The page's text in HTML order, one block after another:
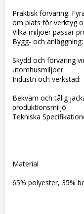
Praktisk förvaring:
om plats för verktyg
Vilka miljöer passar
Bygg- och anläggning:
Skydd och förvaring
utomhusmiljöer
Industri och verkstad:
Bekväm och tålig
produktionsmiljö
Tekniska
Material
65% polyester, 35%